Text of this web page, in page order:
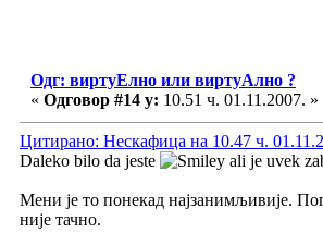
Одг: виртуЕлно или виртуАлно ?
« Одговор #14 у: 10.51 ч. 01.11.2007. »
Цитирано: Нескафица на 10.47 ч.
Daleko bilo da jeste
ali je uvek
Мени је то понекад најзанимљивије.
није тачно.